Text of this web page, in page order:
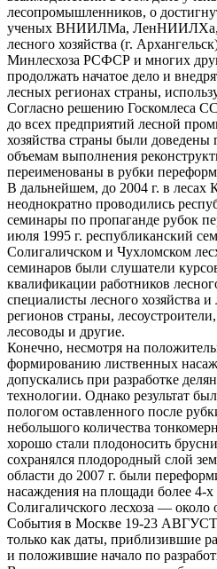
лесопромышленников, о
ученых ВНИИЛМа, ЛенНИИЛХа,
лесного хозяйства (г.
Минлесхоза РСФСР и многих
продолжать начатое дело и
лесных регионах страны,
Согласно решению Госкомлеса
до всех предприятий лесной
хозяйства страны были доведены
объемам выполнения
переименованы в рубки
В дальнейшем, до 2004 г. в лесах
неоднократно проводились
семинары по пропаганде рубок
июля 1995 г. республиканский
Солигаличском и Чухломском
семинаров были слушатели
квалификации работников
специалисты лесного хозяйства
регионов страны,
лесоводы и другие.
Конечно, несмотря на
формированию лиственных
допускались при разработке
технологии. Однако результат
пологом оставленного после
небольшого количества
хорошо стали плодоносить
сохранялся плодородный слой
области до 2007 г. были
насаждения на площади более 4-х
Солигаличского лесхоза — около
События в Москве 19-23
только как даты, приблизившие
и положившие начало по